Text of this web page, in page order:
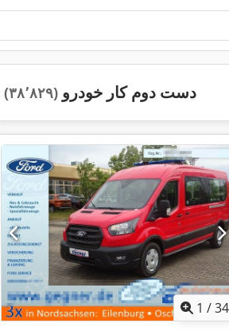
دست دوم کار خودرو (۳۸٬۸۲۹)
1 /34